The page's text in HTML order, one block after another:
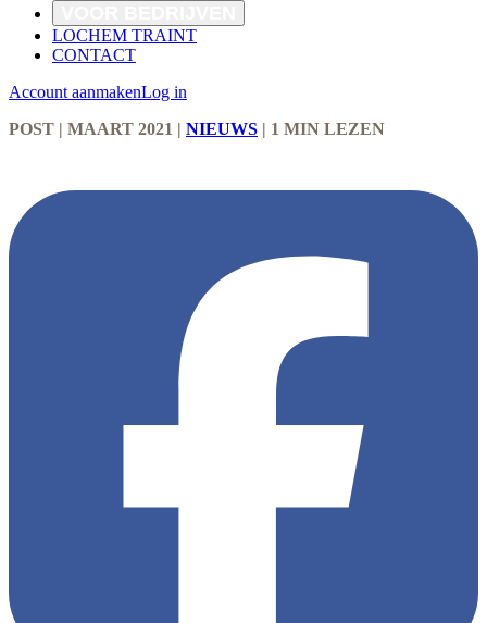
LOCHEM TRAINT
CONTACT
Account aanmakenLog in
POST | MAART 2021 | NIEUWS | 1 MIN LEZEN